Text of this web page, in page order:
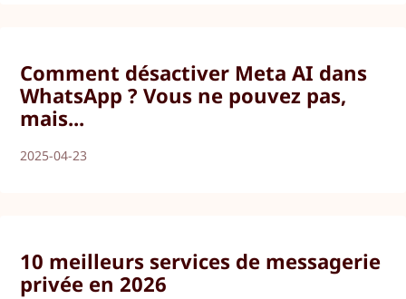
Comment désactiver Meta AI dans
WhatsApp ? Vous ne pouvez pas,
mais...
2025-04-23
10 meilleurs services de messagerie
privée en 2026